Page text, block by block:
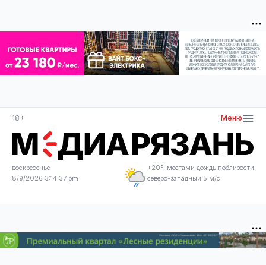
18+ Меню
воскресенье
8/9/2026 3:14:38 pm
+20°, местами дождь поблизости
северо-западный 5 м/с